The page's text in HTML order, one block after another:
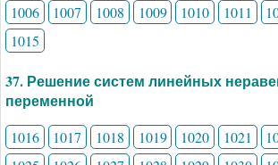
1006
1007 1008 1009 1010 1011
1015
37. Решение систем линейных
переменной
1016 1017 1018 1019 1020 1021